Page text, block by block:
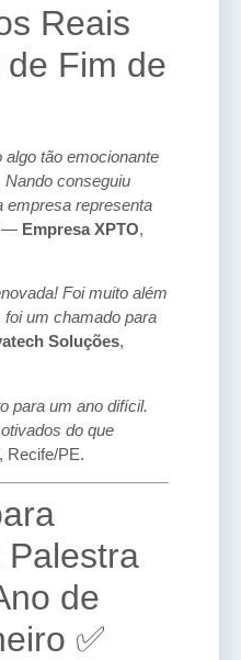
Reais
Fim de
algo tão emocionante
Nando conseguiu
empresa representa
Empresa XPTO,
Foi muito além
um chamado para
Soluções,
para um ano difícil.
do que
, Recife/PE.
de
✅